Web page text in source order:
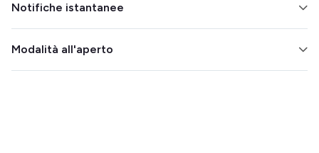
i check-in e i check-out. Monitora il clima per garantire
il comfort dei tuoi ospiti.
Notifiche istantanee
rilevamento, in modo da poter intervenire
immediatamente.
Modalità all'aperto